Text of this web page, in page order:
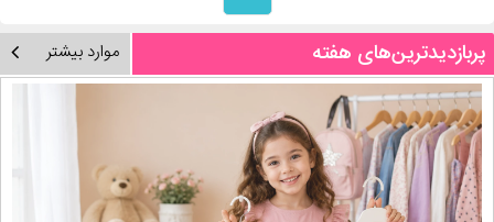
پربازدیدترین‌های هفته موارد بیشتر